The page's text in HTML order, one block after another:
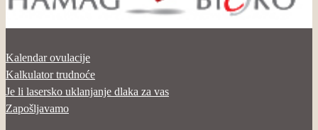
Kalendar ovulacije
Kalkulator trudnoće
Je li lasersko uklanjanje dlaka za vas
Zapošljavamo